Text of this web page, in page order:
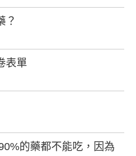
？
表單
的藥都不能吃，因為